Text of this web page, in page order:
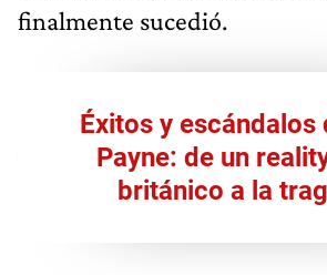
finalmente sucedió.
Éxitos y escándalos
Payne: de un
británico a la